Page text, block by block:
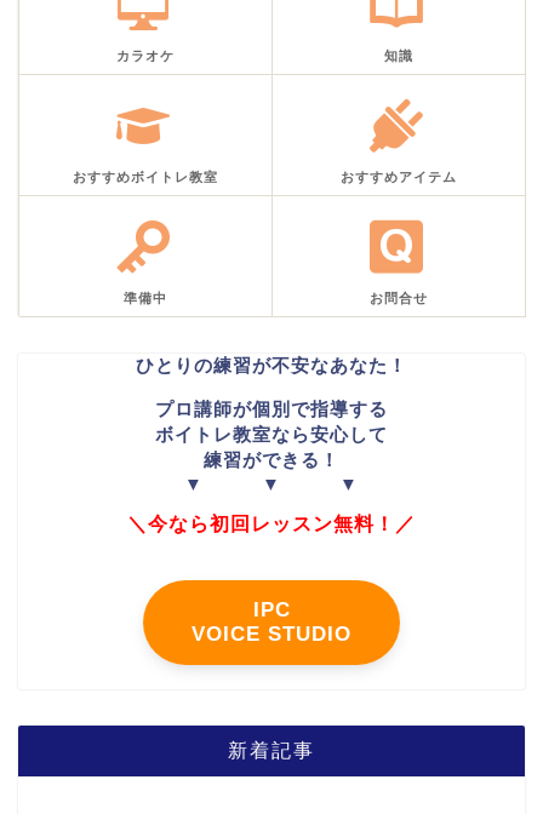
カラオケ 知識
おすすめボイトレ教室 おすすめアイテム
準備中 お問合せ
ひとりの練習が不安なあなた！
プロ講師が個別で指導する
ボイトレ教室なら安心して
練習ができる！
▼ ▼ ▼
＼今なら初回レッスン無料！／
IPC
VOICE STUDIO
新着記事